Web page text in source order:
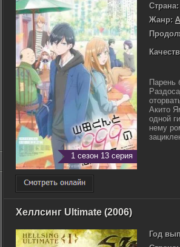
1 сезон 13 серия
Страна:
Жанр:
Парень
Акито
одной
нему
Хеллсинг Ultimate (2006)
Год